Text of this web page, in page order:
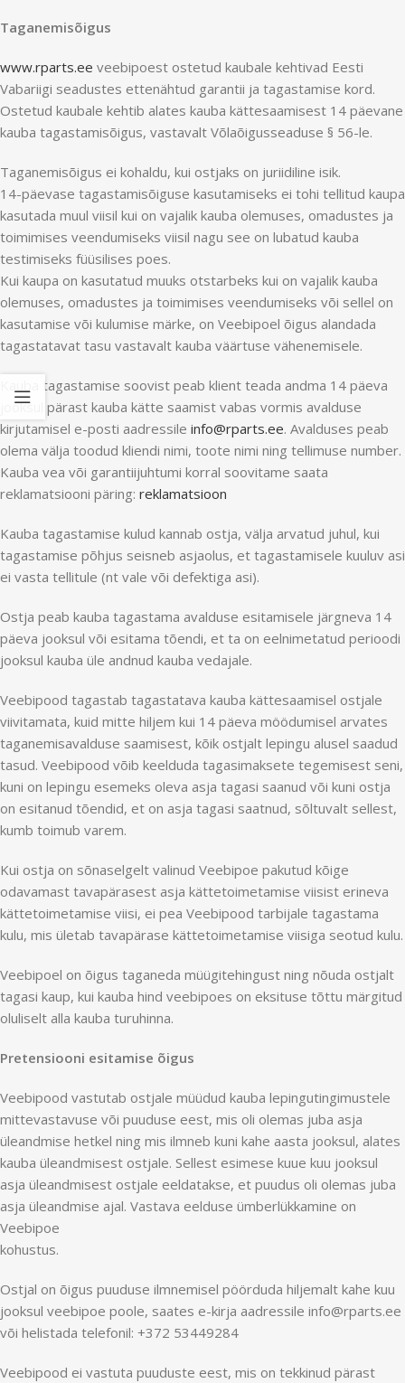
Taganemisõigus
www.rparts.ee veebipoest ostetud kaubale kehtivad Eesti
Vabariigi seadustes ettenähtud garantii ja tagastamise kord.
Ostetud kaubale kehtib alates kauba kättesaamisest 14 päevane
kauba tagastamisõigus, vastavalt Võlaõigusseaduse § 56-le.
Taganemisõigus ei kohaldu, kui ostjaks on juriidiline isik.
14-päevase tagastamisõiguse kasutamiseks ei tohi tellitud kaupa
kasutada muul viisil kui on vajalik kauba olemuses, omadustes ja
toimimises veendumiseks viisil nagu see on lubatud kauba
testimiseks füüsilises poes.
Kui kaupa on kasutatud muuks otstarbeks kui on vajalik kauba
olemuses, omadustes ja toimimises veendumiseks või sellel on
kasutamise või kulumise märke, on Veebipoel õigus alandada
tagastatavat tasu vastavalt kauba väärtuse vähenemisele.
Kauba tagastamise soovist peab klient teada andma 14 päeva
jooksul pärast kauba kätte saamist vabas vormis avalduse
kirjutamisel e-posti aadressile info@rparts.ee. Avalduses peab
olema välja toodud kliendi nimi, toote nimi ning tellimuse number.
Kauba vea või garantiijuhtumi korral soovitame saata
reklamatsiooni päring: reklamatsioon
Kauba tagastamise kulud kannab ostja, välja arvatud juhul, kui
tagastamise põhjus seisneb asjaolus, et tagastamisele kuuluv asi
ei vasta tellitule (nt vale või defektiga asi).
Ostja peab kauba tagastama avalduse esitamisele järgneva 14
päeva jooksul või esitama tõendi, et ta on eelnimetatud perioodi
jooksul kauba üle andnud kauba vedajale.
Veebipood tagastab tagastatava kauba kättesaamisel ostjale
viivitamata, kuid mitte hiljem kui 14 päeva möödumisel arvates
taganemisavalduse saamisest, kõik ostjalt lepingu alusel saadud
tasud. Veebipood võib keelduda tagasimaksete tegemisest seni,
kuni on lepingu esemeks oleva asja tagasi saanud või kuni ostja
on esitanud tõendid, et on asja tagasi saatnud, sõltuvalt sellest,
kumb toimub varem.
Kui ostja on sõnaselgelt valinud Veebipoe pakutud kõige
odavamast tavapärasest asja kättetoimetamise viisist erineva
kättetoimetamise viisi, ei pea Veebipood tarbijale tagastama
kulu, mis ületab tavapärase kättetoimetamise viisiga seotud kulu.
Veebipoel on õigus taganeda müügitehingust ning nõuda ostjalt
tagasi kaup, kui kauba hind veebipoes on eksituse tõttu märgitud
oluliselt alla kauba turuhinna.
Pretensiooni esitamise õigus
Veebipood vastutab ostjale müüdud kauba lepingutingimustele
mittevastavuse või puuduse eest, mis oli olemas juba asja
üleandmise hetkel ning mis ilmneb kuni kahe aasta jooksul, alates
kauba üleandmisest ostjale. Sellest esimese kuue kuu jooksul
asja üleandmisest ostjale eeldatakse, et puudus oli olemas juba
asja üleandmise ajal. Vastava eelduse ümberlükkamine on
Veebipoe
kohustus.
Ostjal on õigus puuduse ilmnemisel pöörduda hiljemalt kahe kuu
jooksul veebipoe poole, saates e-kirja aadressile info@rparts.ee
või helistada telefonil: +372 53449284
Veebipood ei vastuta puuduste eest, mis on tekkinud pärast